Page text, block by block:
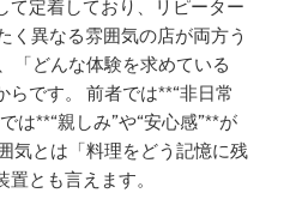
て定着しており、リピーター
く異なる雰囲気の店が両方う
「どんな体験を求めている
です。 前者では**“非日常
は**“親しみ”や“安心感”**が
気とは「料理をどう記憶に残
とも言えます。